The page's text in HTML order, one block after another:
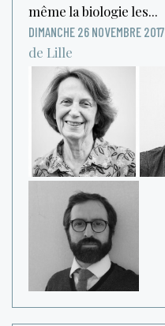
même la biologie les...
DIMANCHE 26 NOVEMBRE 2017
de Lille